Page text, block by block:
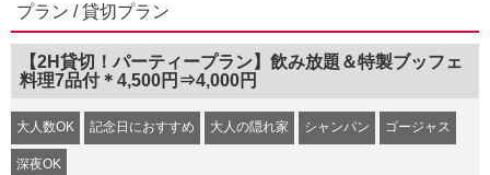
プラン / 貸切プラン
【2H貸切！パーティープラン】飲み放題＆特製ブッフェ
料理7品付＊4,500円⇒4,000円
大人数OK 記念日におすすめ 大人の隠れ家 シャンパン ゴージャス
深夜OK